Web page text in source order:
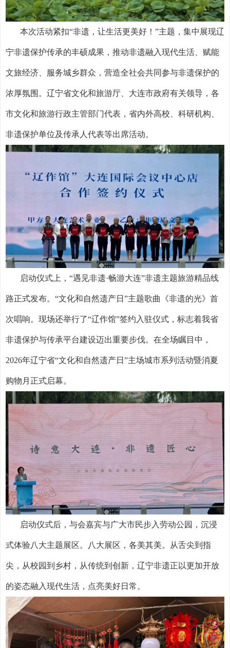
本次活动紧扣“非遗，让生活更美好！”主题，集中展现辽
宁非遗保护传承的丰硕成果，推动非遗融入现代生活、赋能
文旅经济、服务城乡群众，营造全社会共同参与非遗保护的
浓厚氛围。辽宁省文化和旅游厅、大连市政府有关领导，各
市文化和旅游行政主管部门代表，省内外高校、科研机构、
非遗保护单位及传承人代表等出席活动。
启动仪式上， “遇见非遗·畅游大连”非遗主题旅游精品线
路正式发布。“文化和自然遗产日”主题歌曲《非遗的光》首
次唱响。现场还举行了“辽作馆”签约入驻仪式，标志着我省
非遗保护与传承平台建设迈出重要步伐。在全场瞩目中，
2026年辽宁省“文化和自然遗产日”主场城市系列活动暨消夏
购物月正式启幕。
启动仪式后，与会嘉宾与广大市民步入劳动公园，沉浸
式体验八大主题展区。八大展区，各美其美。从舌尖到指
尖，从校园到乡村，从传统到创新，辽宁非遗正以更加开放
的姿态融入现代生活，点亮美好日常。